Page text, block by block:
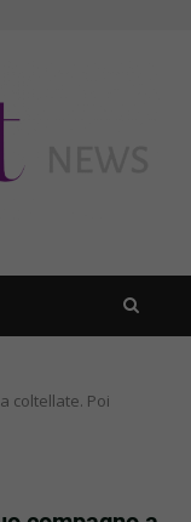
coltellate. Poi